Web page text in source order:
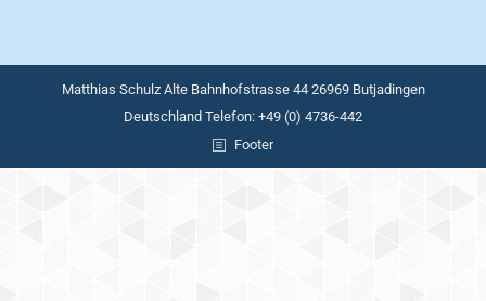
Matthias Schulz Alte Bahnhofstrasse 44 26969 Butjadingen
Deutschland Telefon: +49 (0) 4736-442
Footer